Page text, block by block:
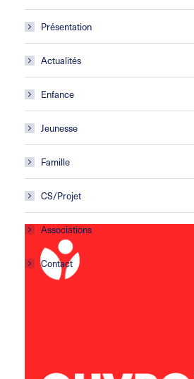
Présentation
Actualités
Enfance
Jeunesse
Famille
CS/Projet
Associations
Contact
brest.horizons@leolagrange.org